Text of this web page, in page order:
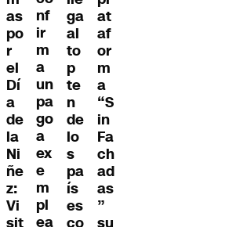
as
po
r
el
Dí
a
de
la
Ni
ñe
z:
Vi
sit
nf
ir
m
a
un
pa
go
a
ex
e
m
pl
ea
ga
al
to
p
te
n
de
lo
s
pa
ís
es
co
at
af
or
m
a
“S
in
Fa
ch
ad
as
”
su